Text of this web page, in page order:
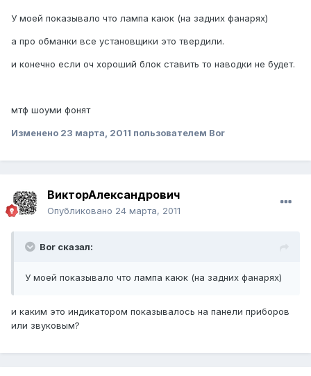
У моей показывало что лампа каюк (на задних фанарях)
а про обманки все установщики это твердили.
и конечно если оч хороший блок ставить то наводки не будет.
мтф шоуми фонят
Изменено 23 марта, 2011 пользователем Bor
ВикторАлександрович
Опубликовано 24 марта, 2011
Bor сказал:
У моей показывало что лампа каюк (на задних фанарях)
и каким это индикатором показывалось на панели приборов
или звуковым?